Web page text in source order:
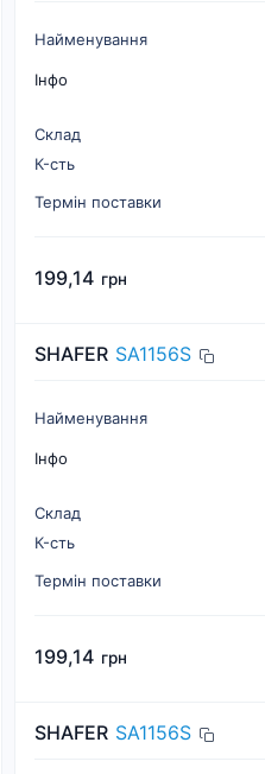
Найменування
Інфо
Склад
К-cть
Термін поставки
199,14 грн
SHAFER SA1156S
Найменування
Інфо
Склад
К-cть
Термін поставки
199,14 грн
SHAFER SA1156S